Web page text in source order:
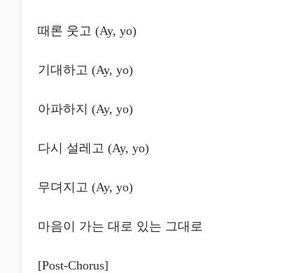
때론 웃고 (Ay, yo)
기대하고 (Ay, yo)
아파하지 (Ay, yo)
다시 설레고 (Ay, yo)
무뎌지고 (Ay, yo)
마음이 가는 대로 있는 그대로
[Post-Chorus]